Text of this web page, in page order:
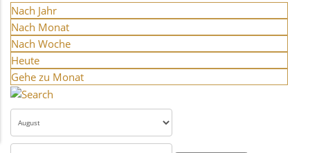
Nach Jahr
Nach Monat
Nach Woche
Heute
Gehe zu Monat